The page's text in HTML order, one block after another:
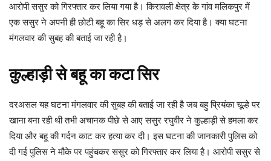
आरोपी ससुर को गिरफ्तार कर लिया गया है। किरावली क्षेत्र के गांव मलिकपुर में
एक ससुर ने अपनी ही छोटी बहू का सिर धड़ से अलग कर दिया है। क्या घटना
मंगलवार की सुबह की बताई जा रही है।
कुल्हाड़ी से बहू का कटा सिर
दरअसल यह घटना मंगलवार की सुबह की बताई जा रही है जब बहु प्रियंका चूल्हे पर
खाना बना रही थी तभी अचानक पीछे से आए ससुर रघुवीर ने कुल्हाड़ी से हमला कर
दिया और बहू की गर्दन काट कर हत्या कर दी। इस घटना की जानकारी पुलिस को
दी गई पुलिस ने मौके पर पहुंचकर ससुर को गिरफ्तार कर लिया है। आरोपी ससुर से